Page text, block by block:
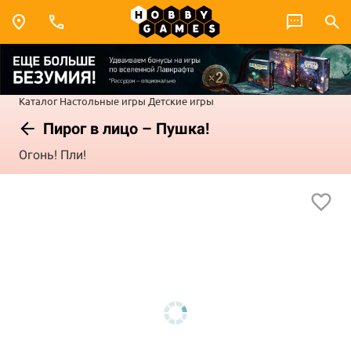
Каталог Настольные игры Детские игры
Пирог в лицо – Пушка!
Огонь! Пли!